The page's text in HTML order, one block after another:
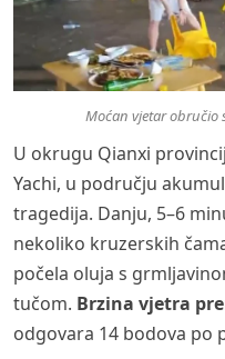
Moćan vjetar obručio
U okrugu Qianxi
Yachi, u području
tragedija. Danju, 5–6
nekoliko kruzerskih
počela oluja s
tučom. Brzina vjetra
odgovara 14 bodova po